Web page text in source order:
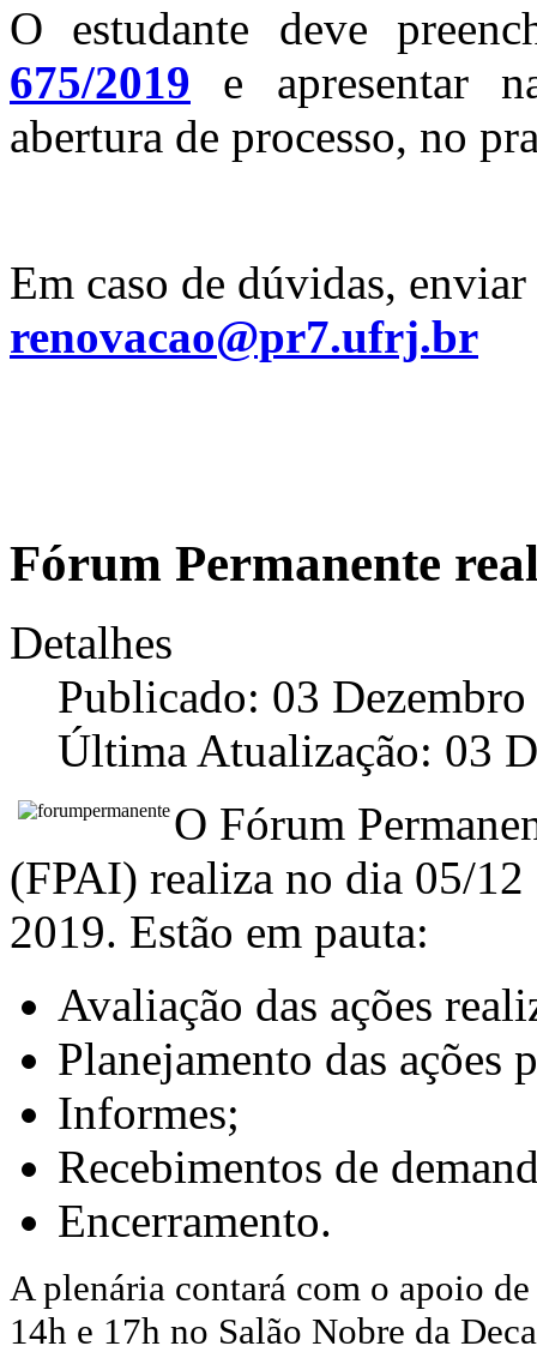
O estudante deve
675/2019 e apresentar
abertura de processo, no
Em caso de dúvidas,
renovacao@pr7.ufrj.br
Fórum Permanente
Detalhes
Publicado: 03
Última Atualização: 03
O Fórum
(FPAI) realiza no dia 05/12
2019. Estão em pauta:
Avaliação das ações
Planejamento das ações
Informes;
Recebimentos de
Encerramento.
A plenária contará com o apoio
14h e 17h no Salão Nobre da